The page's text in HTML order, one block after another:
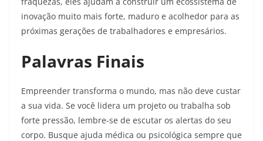
inovação muito mais forte, maduro e acolhedor para as
próximas gerações de trabalhadores e empresários.
Palavras Finais
Empreender transforma o mundo, mas não deve custar
a sua vida. Se você lidera um projeto ou trabalha sob
forte pressão, lembre-se de escutar os alertas do seu
corpo. Busque ajuda médica ou psicológica sempre que